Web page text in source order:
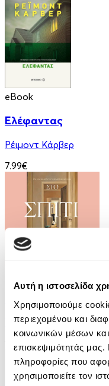
Αυτή η ιστοσελίδα
Χρησιμοποιούμε
περιεχομένου και
κοινωνικών μέσων
επισκεψιμότητάς
πληροφορίες που
χρησιμοποιείτε τον
eBook
Ελέφαντας
Ρέιμοντ Κάρβερ
7.99€
Στο Σπίτι Της
Yael Van Der Wouden
16.90€